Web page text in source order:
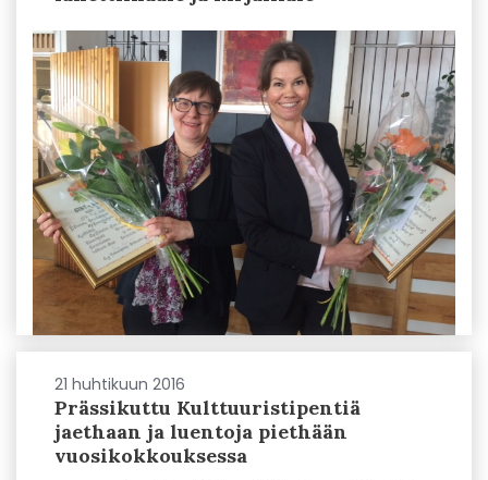
21 huhtikuun 2016
Prässikuttu Kulttuuristipentiä
jaethaan ja luentoja piethään
vuosikokkouksessa